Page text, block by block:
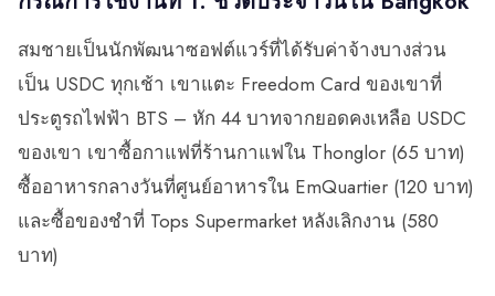
สมชายเป็นนักพัฒนาซอฟต์แวร์ที่ได้รับค่าจ้างบางส่วน
เป็น USDC ทุกเช้า เขาแตะ Freedom Card ของเขาที่
ประตูรถไฟฟ้า BTS – หัก 44 บาทจากยอดคงเหลือ USDC
ของเขา เขาซื้อกาแฟที่ร้านกาแฟใน Thonglor (65 บาท)
ซื้ออาหารกลางวันที่ศูนย์อาหารใน EmQuartier (120 บาท)
และซื้อของชำที่ Tops Supermarket หลังเลิกงาน (580
บาท)